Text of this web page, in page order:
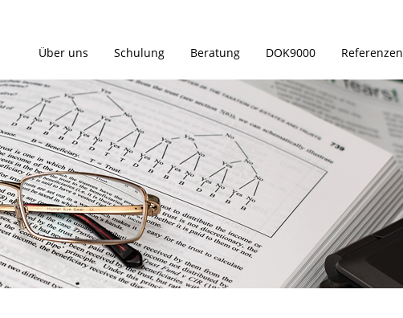
Über uns Schulung Beratung DOK9000 Referenzen